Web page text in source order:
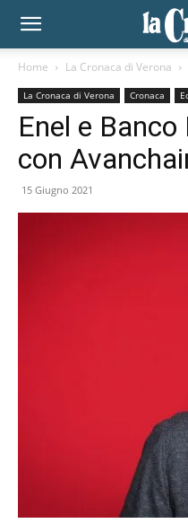
Home La Cronaca di Verona
La Cronaca di Verona Cronaca
Enel e
con
15 Giugno 2021